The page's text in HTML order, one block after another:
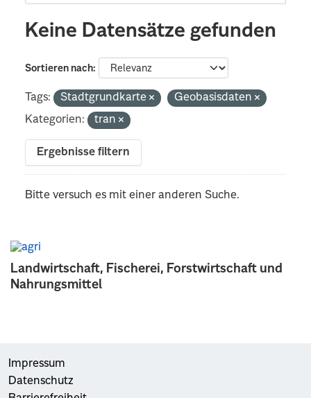
Landwirtschaft, Fischerei, Forstwirtschaft und
Nahrungsmittel
Keine Datensätze gefunden
Sortieren nach
Tags: Stadtgrundkarte
Geobasisdaten
Kategorien:
tran
Ergebnisse filtern
Bitte versuch es mit einer anderen Suche.
Impressum
Datenschutz